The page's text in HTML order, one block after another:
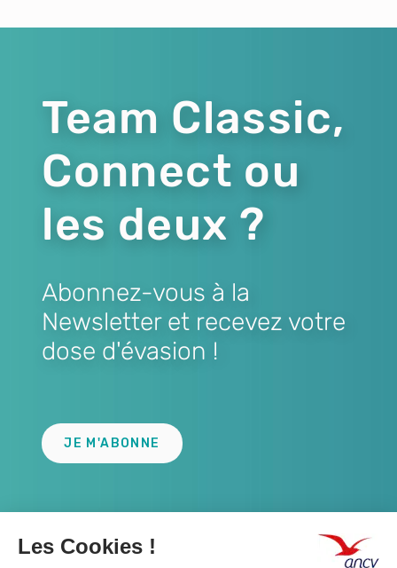
Team Classic,
Connect ou
les deux ?
Abonnez-vous à la
Newsletter et recevez votre
dose d'évasion !
JE M'ABONNE